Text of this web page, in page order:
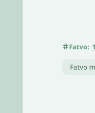
Fatvo:
Fatvo